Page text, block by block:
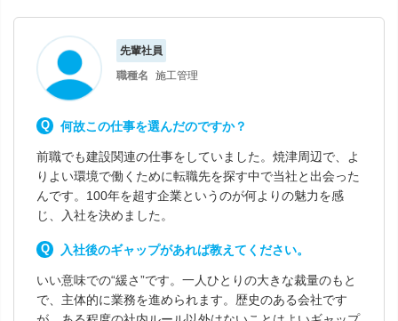
先輩社員
職種名
施工管理
何故この仕事を選んだのですか？
前職でも建設関連の仕事をしていました。焼津周辺で、よ
りよい環境で働くために転職先を探す中で当社と出会った
んです。100年を超す企業というのが何よりの魅力を感
じ、入社を決めました。
入社後のギャップがあれば教えてください。
いい意味での“緩さ”です。一人ひとりの大きな裁量のもと
で、主体的に業務を進められます。歴史のある会社です